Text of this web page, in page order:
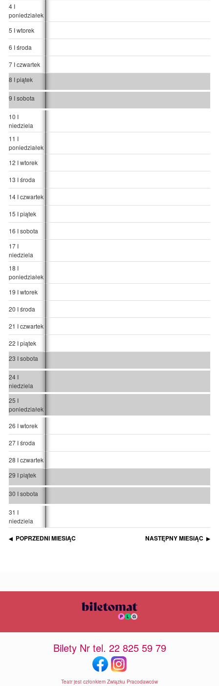
4 I
poniedziałek
5 I wtorek
6 I środa
7 I czwartek
8 I piątek
9 I sobota
10 I
niedziela
11 I
poniedziałek
12 I wtorek
13 I środa
14 I czwartek
15 I piątek
16 I sobota
17 I
niedziela
18 I
poniedziałek
19 I wtorek
20 I środa
21 I czwartek
22 I piątek
23 I sobota
24 I
niedziela
25 I
poniedziałek
26 I wtorek
27 I środa
28 I czwartek
29 I piątek
30 I sobota
31 I
niedziela
◀ POPRZEDNI MIESIĄC NASTĘPNY MIESIĄC ▶
Bilety Nr tel. 22 825 59 79
Teatr jest członkiem Związku Pracodawców